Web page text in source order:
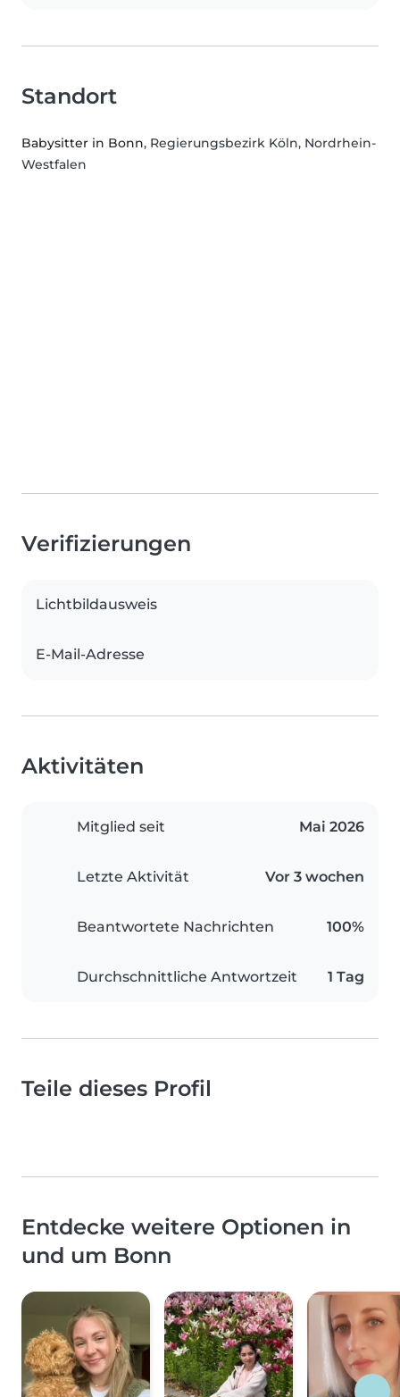
Standort
Babysitter in Bonn, Regierungsbezirk Köln, Nordrhein-
Westfalen
Verifizierungen
Lichtbildausweis
E-Mail-Adresse
Aktivitäten
Mitglied seit Mai 2026
Letzte Aktivität Vor 3 wochen
Beantwortete Nachrichten 100%
Durchschnittliche Antwortzeit 1 Tag
Teile dieses Profil
Entdecke weitere Optionen in
und um Bonn